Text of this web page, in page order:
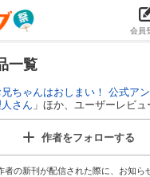
会員
一覧
ちゃんはおしまい！ 公式ア
さん 」ほか、ユーザーレビ
作者をフォローする
の新刊が配信された際に、お知ら